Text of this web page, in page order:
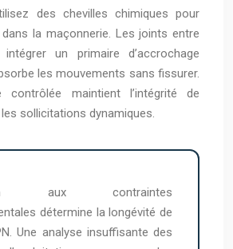
des chevilles chimiques pour
dans la maçonnerie. Les joints entre
un primaire d’accrochage
les mouvements sans fissurer.
contrôlée maintient l’intégrité de
les sollicitations dynamiques.
aux contraintes
détermine la longévité de
Une analyse insuffisante des